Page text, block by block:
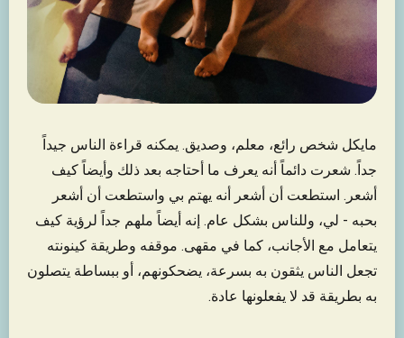
مايكل شخص رائع، معلم، وصديق. يمكنه قراءة الناس جيداً
جداً. شعرت دائماً أنه يعرف ما أحتاجه بعد ذلك وأيضاً كيف
أشعر. استطعت أن أشعر أنه يهتم بي واستطعت أن أشعر
بحبه - لي، وللناس بشكل عام. إنه أيضاً ملهم جداً لرؤية كيف
يتعامل مع الأجانب، كما في مقهى. موقفه وطريقة كينونته
تجعل الناس يثقون به بسرعة، يضحكونهم، أو ببساطة يتصلون
به بطريقة قد لا يفعلونها عادة.